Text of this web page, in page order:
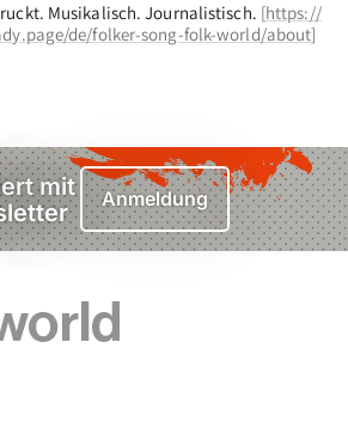
Musikalisch. Journalistisch. [https://
de/folker-song-folk-world/about]
mit
Anmeldung